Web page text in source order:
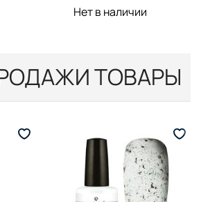
Нет в наличии
ТОВАРЫ